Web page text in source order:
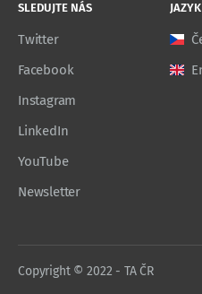
SLEDUJTE NÁS
Twitter
Facebook
Instagram
LinkedIn
YouTube
Newsletter
Copyright © 2022 - TA ČR